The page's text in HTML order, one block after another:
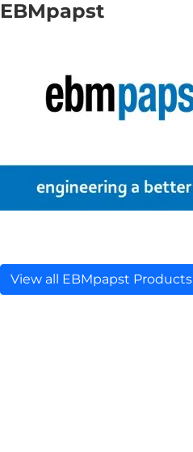
EBMpapst
View all EBMpapst Products